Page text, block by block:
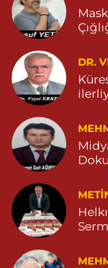
Abak Eczanesi
KALE MAHALLE
0 (482) 251 42 79
DR.